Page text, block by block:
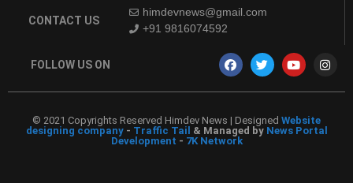
CONTACT US
himdevnews@gmail.com
+91 9816074592
FOLLOW US ON
© 2021 Copyrights Reserved Himdev News | Designed Website
designing company- Traffic Tail & Managed by News Portal
Development - 7K Network